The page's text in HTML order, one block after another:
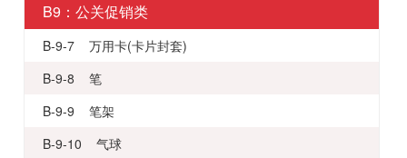
B9：公关促销类
B-9-7 万用卡(卡片封套)
B-9-8 笔
B-9-9 笔架
B-9-10 气球